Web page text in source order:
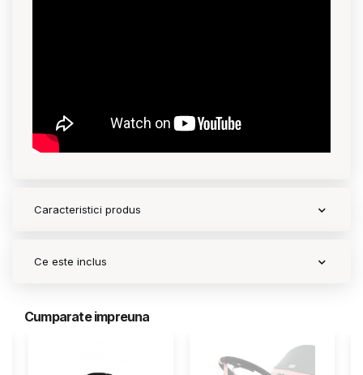
Caracteristici produs
Ce este inclus
Cumparate impreuna